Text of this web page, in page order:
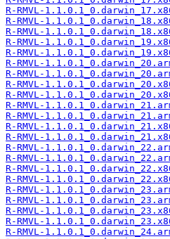
R-RMVL-
R-RMVL-
R-RMVL-
R-RMVL-
R-RMVL-
R-RMVL-
R-RMVL-
R-RMVL-
R-RMVL-
R-RMVL-
R-RMVL-
R-RMVL-
R-RMVL-
R-RMVL-
R-RMVL-
R-RMVL-
R-RMVL-
R-RMVL-
R-RMVL-
R-RMVL-
R-RMVL-
R-RMVL-